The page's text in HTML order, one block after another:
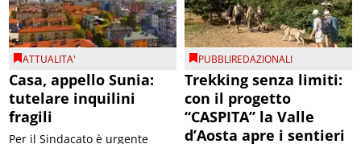
ATTUALITA'
Casa, appello Sunia:
tutelare inquilini
fragili
Per il Sindacato è urgente
PUBBLIREDAZIONALI
Trekking senza limiti:
con il progetto
“CASPITA” la Valle
d’Aosta apre i sentieri